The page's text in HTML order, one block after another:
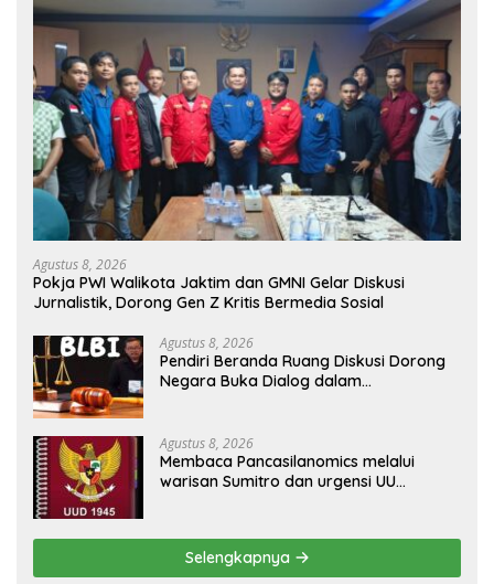
Agustus 8, 2026
Pokja PWI Walikota Jaktim dan GMNI Gelar Diskusi
Jurnalistik, Dorong Gen Z Kritis Bermedia Sosial
Agustus 8, 2026
Pendiri Beranda Ruang Diskusi Dorong
Negara Buka Dialog dalam
Agustus 8, 2026
Membaca Pancasilanomics melalui
warisan Sumitro dan urgensi UU
Selengkapnya